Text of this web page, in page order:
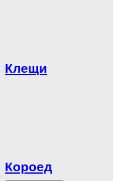
Клещи
Короед